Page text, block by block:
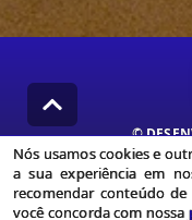
©
Nós usamos
melhorar a sua
publicidade e
Nós usamos cookies e
a sua experiência em
recomendar conteúdo
você concorda com nossa